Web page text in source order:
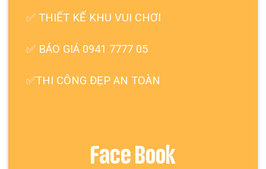
✅THIẾT KẾ KHU VUI CHƠI
✅ BÁO GIÁ 0941 7777 05
✅THI CÔNG ĐẸP AN TOÀN
Face Book